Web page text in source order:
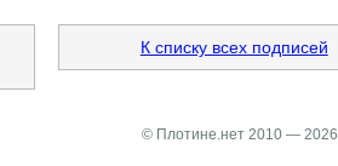
К списку всех подписей
© Плотине.нет 2010 — 2026